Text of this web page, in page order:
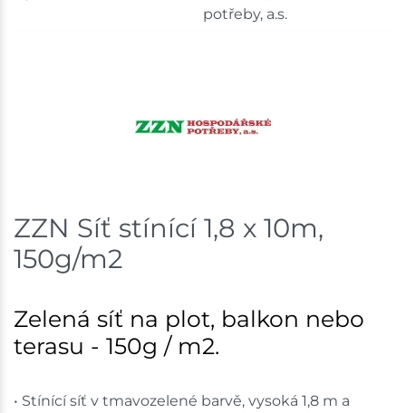
Skladem na prodejně - doručení do 7 dnů
Nové Město
Skladem na prodejně - doručení do 7 dnů
Velká Bíteš
Skladem na prodejně - doručení do 7 dnů
potřeby, a.s.
ZZN Síť stínící 1,8 x 10m,
150g/m2
Zelená síť na plot, balkon nebo
terasu - 150g / m2.
• Stínící síť v tmavozelené barvě, vysoká 1,8 m a